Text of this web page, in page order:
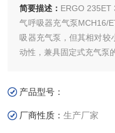
简要描述： ERGO 235ET
气呼吸器充气泵MCH16/
吸器充气泵，但其相对较
动性，兼具固定式充气泵
性。
产品型号：
厂商性质：生产厂家